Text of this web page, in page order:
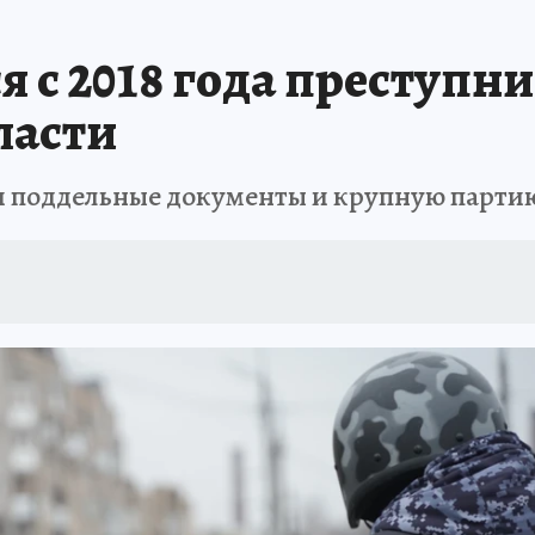
2018 года
документы и крупную